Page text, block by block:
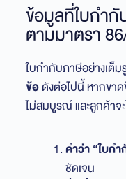
ข้อมูลที่ใบกำ
ตามมาตรา
ใบกำกับภาษีอย่างเต็
ข้อดังต่อไปนี้ หากขา
ไม่สมบูรณ์ และลูกค้าจ
คำว่า “ใบก
ชัดเจน